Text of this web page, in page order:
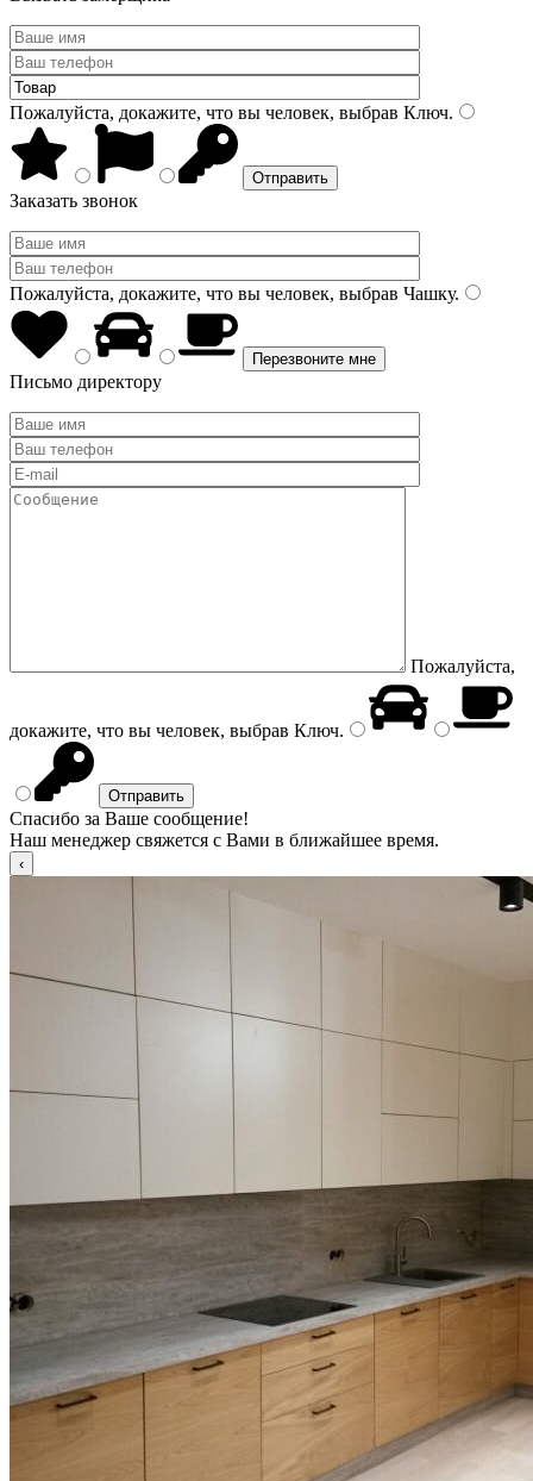
Пожалуйста, докажите, что вы человек, выбрав Ключ.
Заказать звонок
Пожалуйста, докажите, что вы человек, выбрав Чашку.
Письмо директору
Пожалуйста,
докажите, что вы человек, выбрав Ключ.
Спасибо за Ваше сообщение!
Наш менеджер свяжется с Вами в ближайшее время.